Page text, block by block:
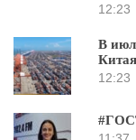
12:23
В
12:23